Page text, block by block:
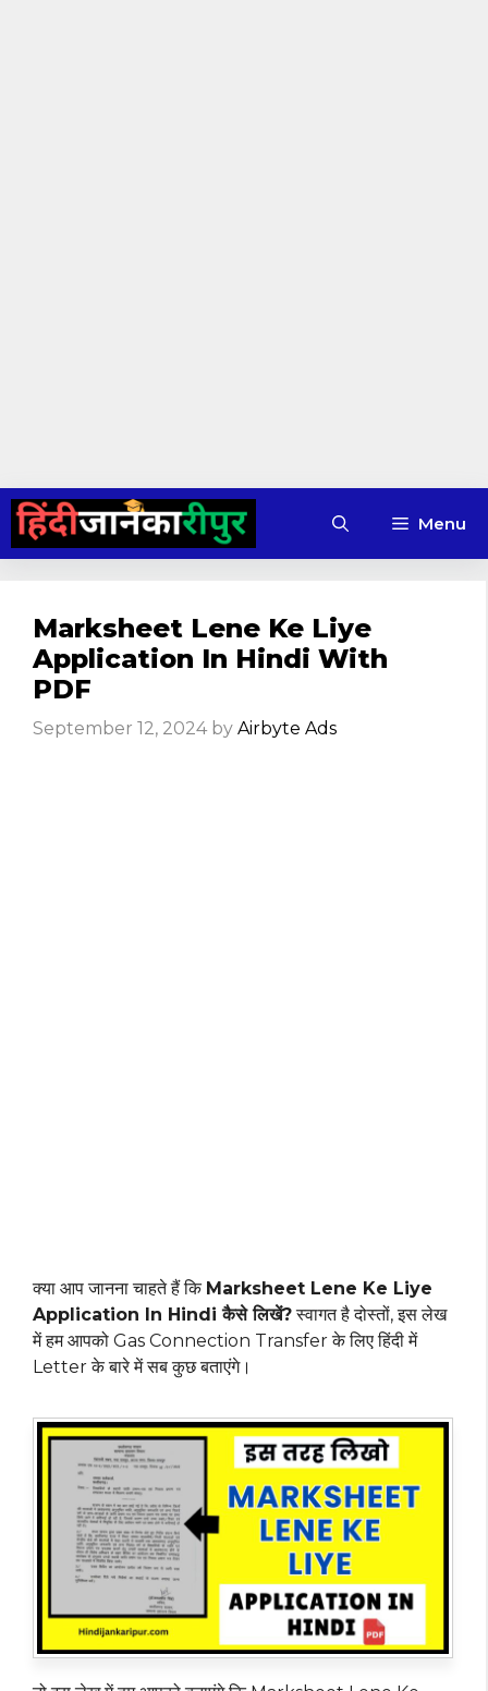
Skip
content
Menu
Marksheet Lene Ke Liye
Application In Hindi With
PDF
September 12, 2024 by Airbyte Ads
क्या आप जानना चाहते हैं कि Marksheet Lene Ke Liye
Application In Hindi कैसे लिखें?स्वागत है दोस्तों, इस लेख
में हम आपको Gas Connection Transfer के लिए हिंदी में
Letter के बारे में सब कुछ बताएंगे।